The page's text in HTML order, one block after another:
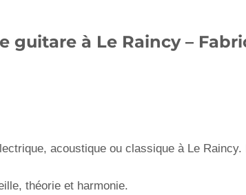
guitare à Le Raincy –
acoustique ou classique à Le
théorie et harmonie.